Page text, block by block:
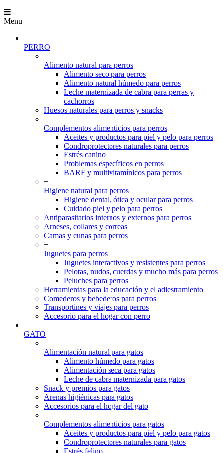
Menu
+
PERRO
+
Alimento natural para perros
Alimento seco para perros
Alimento natural húmedo para perros
Leche maternizada de cabra para perras y
cachorros
Huesos naturales para perros y snacks
+
Complementos alimenticios para perros
Aceites y productos para piel y pelo para perros
Condroprotectores naturales para perros
Estrés canino
Problemas específicos en perros
BARF y multivitamínicos para perros
+
Higiene natural para perros
Higiene dental, ótica y ocular para perros
Cuidado piel y pelo para perros
Antiparasitarios internos y externos para perros
Arneses, collares y correas
Camas y cunas para perros
+
Juguetes para perros
Juguetes interactivos y resistentes para perros
Pelotas, nudos, cuerdas y mucho más para perros
Peluches para perros
Herramientas para la educación y el adiestramiento
Comederos y bebederos para perros
Transportines y viajes para perros
Accesorio para el hogar con perro
+
GATO
+
Alimentación natural para gatos
Alimento húmedo para gatos
Alimentación seca para gatos
Leche de cabra maternizada para gatos
Snack y premios para gatos
Arenas higiénicas para gatos
Accesorios para el hogar del gato
+
Complementos alimenticios para gatos
Aceites y productos para piel y pelo para gatos
Condroprotectores naturales para gatos
Estrés felino